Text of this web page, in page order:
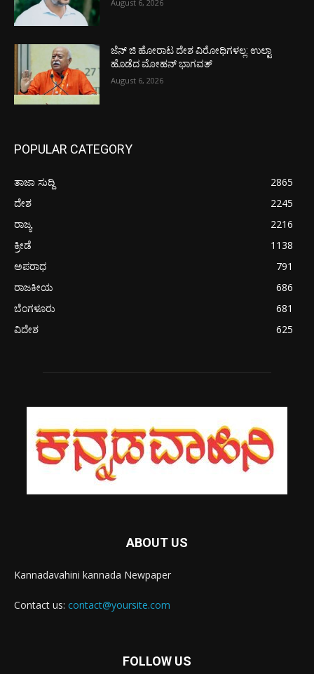
August 6, 2026
ಜೆನ್ ಜಿ ಹೋರಾಟ ದೇಶ ವಿರೋಧಿಗಳಲ್ಲ: ಉಲ್ಟಾ
ಹೊಡೆದ ಮೋಹನ್ ಭಾಗವತ್
August 6, 2026
POPULAR CATEGORY
ತಾಜಾ ಸುದ್ದಿ
2865
ದೇಶ
2245
ರಾಜ್ಯ
2216
ಕ್ರೀಡೆ
1138
ಅಪರಾಧ
791
ರಾಜಕೀಯ
686
ಬೆಂಗಳೂರು
681
ವಿದೇಶ
625
ABOUT US
Kannadavahini kannada Newpaper
Contact us: contact@yoursite.com
FOLLOW US